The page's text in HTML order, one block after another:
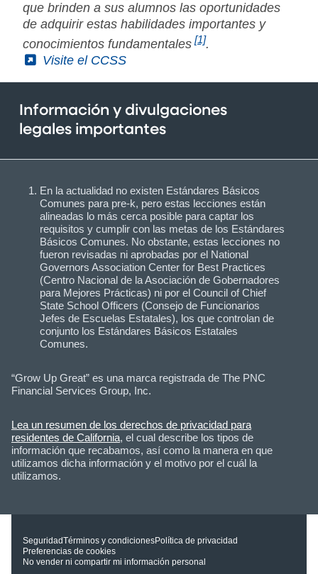
que brinden a sus alumnos las oportunidades
de adquirir estas habilidades importantes y
conocimientos fundamentales [1].
(External)
Visite el CCSS
Información y divulgaciones
legales importantes
En la actualidad no existen Estándares Básicos
Comunes para pre-k, pero estas lecciones están
alineadas lo más cerca posible para captar los
requisitos y cumplir con las metas de los Estándares
Básicos Comunes. No obstante, estas lecciones no
fueron revisadas ni aprobadas por el National
Governors Association Center for Best Practices
(Centro Nacional de la Asociación de Gobernadores
para Mejores Prácticas) ni por el Council of Chief
State School Officers (Consejo de Funcionarios
Jefes de Escuelas Estatales), los que controlan de
conjunto los Estándares Básicos Estatales
Comunes.
“Grow Up Great” es una marca registrada de The PNC
Financial Services Group, Inc.
Lea un resumen de los derechos de privacidad para
residentes de California, el cual describe los tipos de
información que recabamos, así como la manera en que
utilizamos dicha información y el motivo por el cuál la
utilizamos.
SeguridadTérminos y condicionesPolítica de privacidad
Preferencias de cookies
No vender ni compartir mi información personal